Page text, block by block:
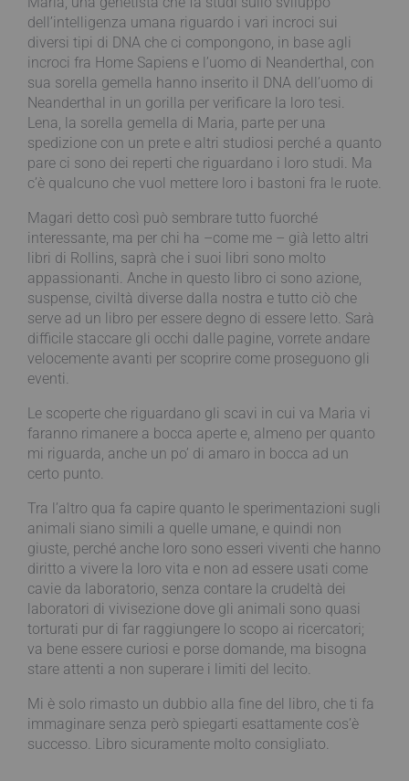
dell’intelligenza umana riguardo i vari incroci sui
diversi tipi di DNA che ci compongono, in base agli
incroci fra Home Sapiens e l’uomo di Neanderthal, con
sua sorella gemella hanno inserito il DNA dell’uomo di
Neanderthal in un gorilla per verificare la loro tesi.
Lena, la sorella gemella di Maria, parte per una
spedizione con un prete e altri studiosi perché a quanto
pare ci sono dei reperti che riguardano i loro studi. Ma
c’è qualcuno che vuol mettere loro i bastoni fra le ruote.
Magari detto così può sembrare tutto fuorché
interessante, ma per chi ha –come me – già letto altri
libri di Rollins, saprà che i suoi libri sono molto
appassionanti. Anche in questo libro ci sono azione,
suspense, civiltà diverse dalla nostra e tutto ciò che
serve ad un libro per essere degno di essere letto. Sarà
difficile staccare gli occhi dalle pagine, vorrete andare
velocemente avanti per scoprire come proseguono gli
eventi.
Le scoperte che riguardano gli scavi in cui va Maria vi
faranno rimanere a bocca aperte e, almeno per quanto
mi riguarda, anche un po’ di amaro in bocca ad un
certo punto.
Tra l’altro qua fa capire quanto le sperimentazioni sugli
animali siano simili a quelle umane, e quindi non
giuste, perché anche loro sono esseri viventi che hanno
diritto a vivere la loro vita e non ad essere usati come
cavie da laboratorio, senza contare la crudeltà dei
laboratori di vivisezione dove gli animali sono quasi
torturati pur di far raggiungere lo scopo ai ricercatori;
va bene essere curiosi e porse domande, ma bisogna
stare attenti a non superare i limiti del lecito.
Mi è solo rimasto un dubbio alla fine del libro, che ti fa
immaginare senza però spiegarti esattamente cos’è
successo. Libro sicuramente molto consigliato.